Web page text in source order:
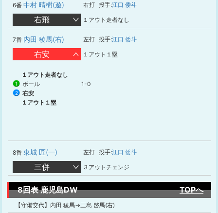
6番 中村 晴樹(遊) 右打 投手:江口 倭斗
右飛 １アウト走者なし
7番 内田 稜馬(右) 左打 投手:江口 倭斗
右安 １アウト１塁
１アウト走者なし
1 ボール 1-0
2
右安
１アウト１塁
8番 東城 匠(一) 左打 投手:江口 倭斗
三併 ３アウトチェンジ
8回表 鹿児島DW TOPへ
【守備交代】内田 稜馬→三島 啓馬(右)